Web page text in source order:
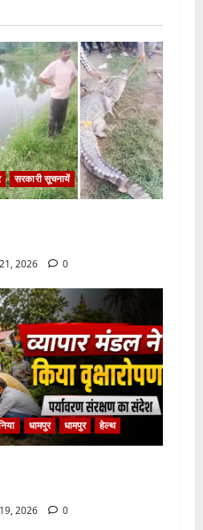
सरकारी सूचनायें
2026 0
धामपुर धामपुर हेल्थ
2026 0